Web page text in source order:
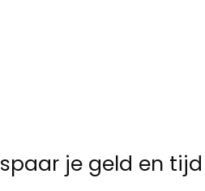
je geld en tijd